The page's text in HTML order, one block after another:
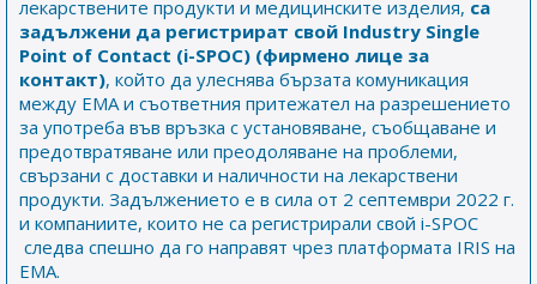
лекарствените продукти и медицинските изделия, са
задължени да регистрират свой Industry Single
Point of Contact (i-SPOC) (фирмено лице за
контакт), който да улеснява бързата комуникация
между ЕМА и съответния притежател на разрешението
за употреба във връзка с установяване, съобщаване и
предотвратяване или преодоляване на проблеми,
свързани с доставки и наличности на лекарствени
продукти. Задължението е в сила от 2 септември 2022 г.
и компаниите, които не са регистрирали свой i-SPOC
следва спешно да го направят чрез платформата IRIS на
EMA.